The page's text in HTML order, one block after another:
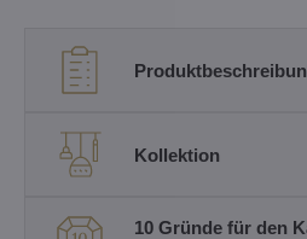
Kollektion
10 Gründe für den